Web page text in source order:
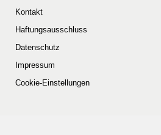
Kontakt
Haftungsausschluss
Datenschutz
Impressum
Cookie-Einstellungen